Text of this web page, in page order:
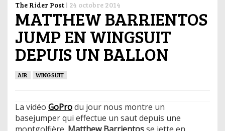
The Rider Post | 24 octobre 2014
MATTHEW BARRIENTOS
JUMP EN WINGSUIT
DEPUIS UN BALLON
AIR WINGSUIT
La vidéo GoProdu jour nous montre un
basejumper qui effectue un saut depuis une
montgolfière. Matthew Barrientosse jette en